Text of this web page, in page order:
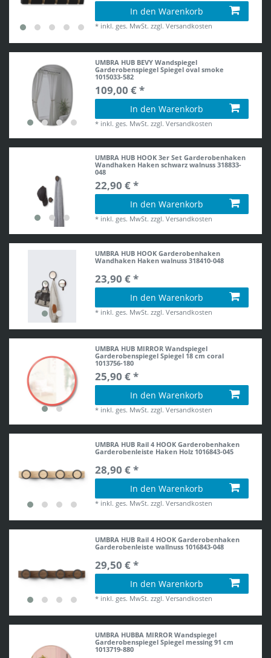
In den Warenkorb
* inkl. ges. MwSt. zzgl.Versandkosten
UMBRA HUB BEVY Wandspiegel
Garderobenspiegel Spiegel oval smoke
1015033-582
109,00 € *
In den Warenkorb
* inkl. ges. MwSt. zzgl.Versandkosten
UMBRA HUB HOOK 3er Set Garderobenhaken
Wandhaken Haken schwarz walnuss 318833-
048
22,90 € *
In den Warenkorb
* inkl. ges. MwSt. zzgl.Versandkosten
UMBRA HUB HOOK Garderobenhaken
Wandhaken Haken walnuss 318410-048
23,90 € *
In den Warenkorb
* inkl. ges. MwSt. zzgl.Versandkosten
UMBRA HUB MIRROR Wandspiegel
Garderobenspiegel Spiegel 18 cm coral
1013756-180
25,90 € *
In den Warenkorb
* inkl. ges. MwSt. zzgl.Versandkosten
UMBRA HUB Rail 4 HOOK Garderobenhaken
Garderobenleiste Haken Holz 1016843-045
28,90 € *
In den Warenkorb
* inkl. ges. MwSt. zzgl.Versandkosten
UMBRA HUB Rail 4 HOOK Garderobenhaken
Garderobenleiste wallnuss 1016843-048
29,50 € *
In den Warenkorb
* inkl. ges. MwSt. zzgl.Versandkosten
UMBRA HUBBA MIRROR Wandspiegel
Garderobenspiegel Spiegel messing 91 cm
1013719-880